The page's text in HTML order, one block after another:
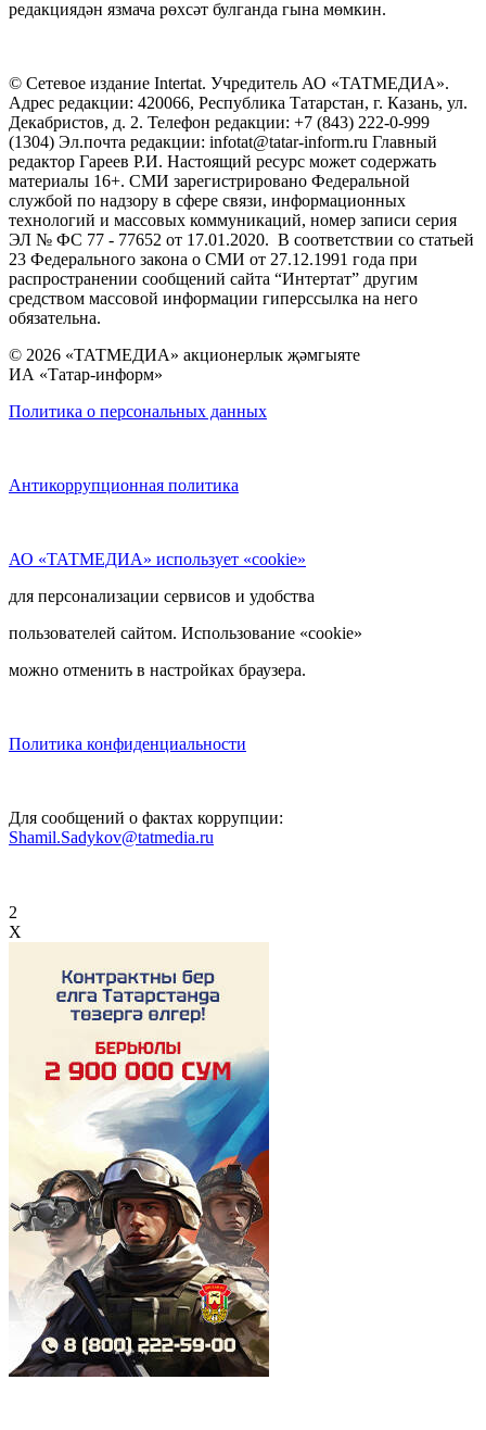
редакциядән язмача рөхсәт булганда гына мөмкин.
© Сетевое издание Intertat. Учредитель АО «ТАТМЕДИА».
Адрес редакции: 420066, Республика Татарстан, г. Казань, ул.
Декабристов, д. 2. Телефон редакции: +7 (843) 222-0-999
(1304) Эл.почта редакции: infotat@tatar-inform.ru Главный
редактор Гареев Р.И. Настоящий ресурс может содержать
материалы 16+. СМИ зарегистрировано Федеральной
службой по надзору в сфере связи, информационных
технологий и массовых коммуникаций, номер записи серия
ЭЛ № ФС 77 - 77652 от 17.01.2020. В соответствии со статьей
23 Федерального закона о СМИ от 27.12.1991 года при
распространении сообщений сайта “Интертат” другим
средством массовой информации гиперссылка на него
обязательна.
© 2026 «ТАТМЕДИА» акционерлык җәмгыяте
ИА «Татар-информ»
Политика о персональных данных
Антикоррупционная политика
АО «ТАТМЕДИА» использует «cookie»
для персонализации сервисов и удобства
пользователей сайтом. Использование «cookie»
можно отменить в настройках браузера.
Политика конфиденциальности
Для сообщений о фактах коррупции:
Shamil.Sadykov@tatmedia.ru
2
X